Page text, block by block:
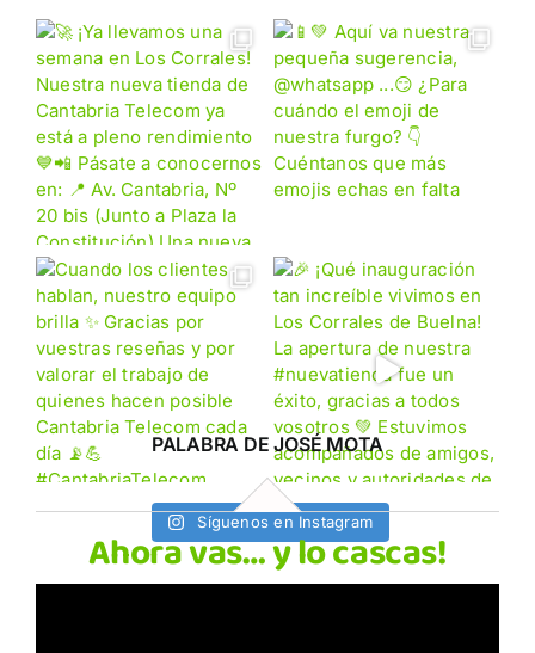
Síguenos en Instagram
PALABRA DE JOSÉ MOTA
Ahora vas… y lo cascas!